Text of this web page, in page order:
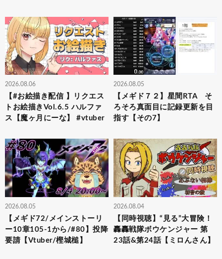
2026.08.06
【#お絵描き配信 】リクエス
トお絵描きVol.6.5 ハルファ
ス【魔ヶ月にーな】 #vtuber
2026.08.05
【メギド７２】星間RTA そ
ろそろ真面目に記録更新を目
指す【その7】
2026.08.05
【メギド72/メインストーリ
ー10章105-1から/#80】投降
要請【Vtuber/樫城槌】
2026.08.04
【同時視聴】“見る”大冒険！
轟轟戦隊ボウケンジャー 第
23話&第24話【ミロんさん】